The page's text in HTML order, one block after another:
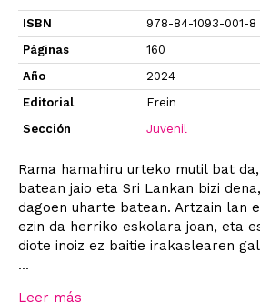
ISBN
978-84-1093-001-8
Páginas
160
Año
2024
Editorial
Erein
Sección
Juvenil
Rama hamahiru urteko mutil bat
batean jaio eta Sri Lankan bizi
dagoen uharte batean. Artzain lan
ezin da herriko eskolara joan, eta
diote inoiz ez baitie irakaslearen
...
Leer más